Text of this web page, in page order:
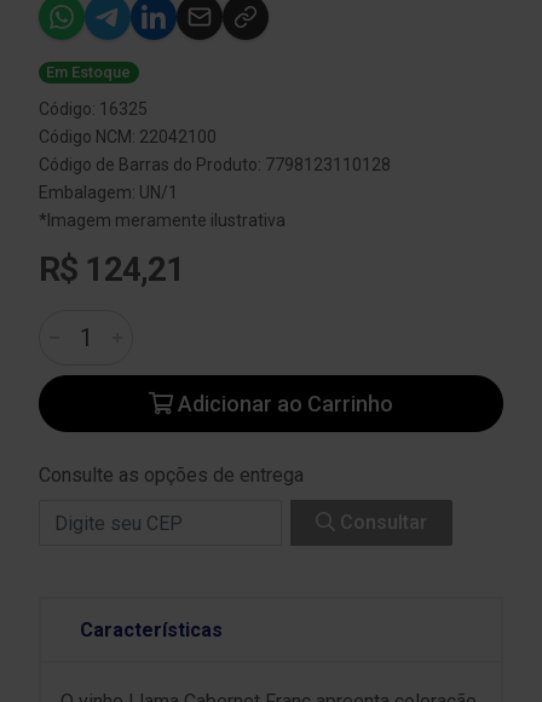
Em Estoque
Código: 16325
Código NCM: 22042100
Código de Barras do Produto: 7798123110128
Embalagem: UN/1
*Imagem meramente ilustrativa
R$ 124,21
Adicionar ao Carrinho
Consulte as opções de entrega
Consultar
Características